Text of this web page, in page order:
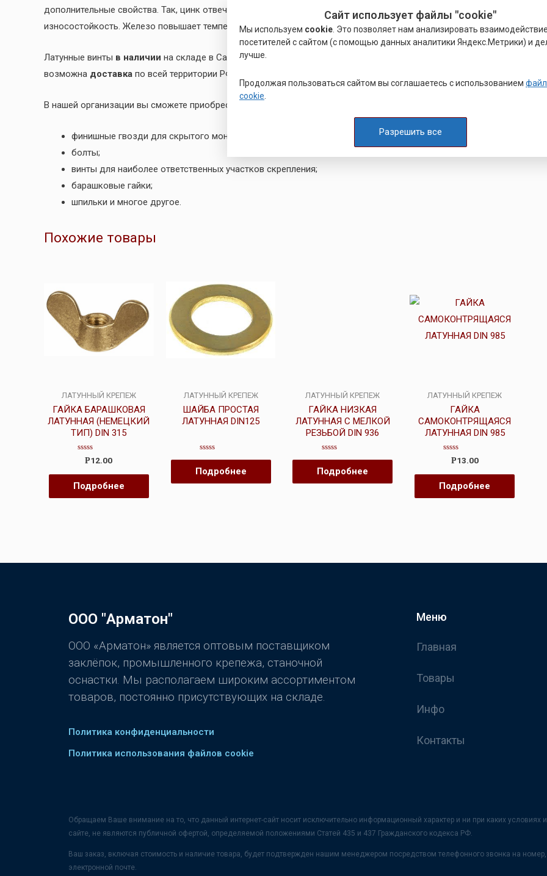
дополнительные свойства. Так, цинк отвечает за повышение эластичности и прочности. Свинец снижает
износостойкость. Железо повышает температуру рекристаллизации.
Латунные винты в наличии на складе в Санкт-Петербурге,
возможна доставка по всей территории РФ. Гарантия качества от производителя и оперативная
В нашей организации вы сможете приобрести латунный крепеж для разных видов работ:
финишные гвозди для скрытого монтажа;
болты;
винты для наиболее ответственных участков скрепления;
барашковые гайки;
шпильки и многое другое.
Похожие товары
ЛАТУННЫЙ КРЕПЕЖ
ГАЙКА БАРАШКОВАЯ
ЛАТУННАЯ (НЕМЕЦКИЙ
ТИП) DIN 315
Оценка
из
5
Р12.00
Подробнее
ЛАТУННЫЙ КРЕПЕЖ
ШАЙБА ПРОСТАЯ
ЛАТУННАЯ DIN125
Оценка
0
из
Подробнее
ЛАТУННЫЙ КРЕПЕЖ
ГАЙКА НИЗКАЯ
ЛАТУННАЯ С МЕЛКОЙ
РЕЗЬБОЙ DIN 936
Оценка
0
из
Подробнее
ЛАТУННЫЙ КРЕПЕЖ
ГАЙКА
САМОКОНТРЯЩАЯСЯ
ЛАТУННАЯ DIN 985
Оценка
из
5
Р13.00
Подробнее
ООО "Арматон"
ООО «Арматон» является оптовым поставщиком
заклёпок, промышленного крепежа, станочной
оснастки. Мы располагаем широким ассортиментом
товаров, постоянно присутствующих на складе.
Политика конфиденциальности
Политика использования файлов cookie
Меню
Главная
Товары
Инфо
Контакты
Обращаем Ваше внимание на то, что данный интернет-сайт носит исключительно информационный характер и ни при каких
сайте, не являются публичной офертой, определяемой положениями Статей 435 и 437 Гражданского кодекса РФ.
Ваш заказ, включая стоимость и наличие товара, будет подтвержден нашим менеджером посредством телефонного звонка на
электронной почте.
Сайт использует файлы "cookie"
Мы используем cookie . Это позволяет нам анализировать
посетителей с сайтом (с помощью данных аналитики Яндекс.Метрики) и
лучше.
Продолжая пользоваться сайтом вы соглашаетесь с использованием
cookie
Разрешить все